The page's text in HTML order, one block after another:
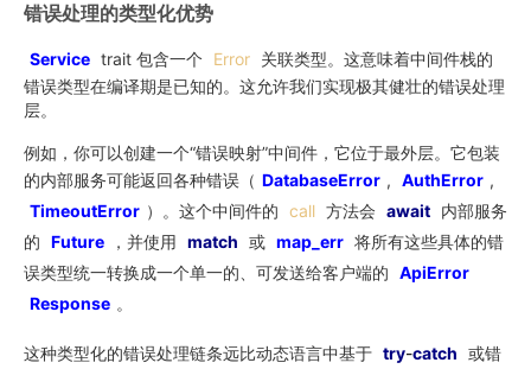
错误处理的类型化优势
Service trait 包含一个 Error 关联类型。这意味着中间件栈的
错误类型在编译期是已知的。这允许我们实现极其健壮的错误处理
层。
例如，你可以创建一个“错误映射”中间件，它位于最外层。它包装
的内部服务可能返回各种错误（ DatabaseError , AuthError ,
TimeoutError ）。这个中间件的 call 方法会 await 内部服务
的 Future ，并使用 match 或 map_err 将所有这些具体的错
误类型统一转换成一个单一的、可发送给客户端的 ApiError
Response 。
这种类型化的错误处理链条远比动态语言中基于 try-catch 或错